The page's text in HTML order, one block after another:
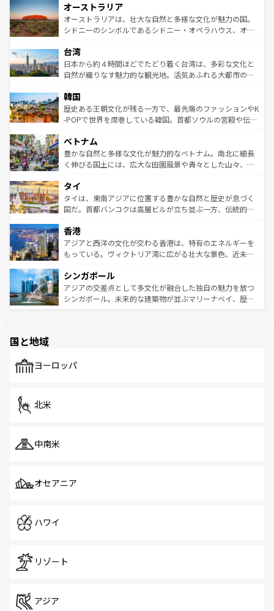
部のニューオーリンズでは、音楽と美食が融合した独特の
文化が魅力。旅行者はアメリカの各地域で異なる魅力を楽
しみながら、その多様性と豊かな歴史を感じることができ
ならではの贅沢な旅のスタイルだ。 なお、新着のアメリカ
情報はコンテンツ一覧を参照してほしい。
ワイ島は見逃せない。また、定番の観光地といえばオアフ
島だが、静かな自然を求めるならマウイ島やカウアイ島が
おすすめ。エメラルドグリーンに輝く海をはじめ、豊かな
れるおもてなしの心で訪れる人々を迎えてくれるハワイの
人々、おいしいローカルフードやハワイアンミュージッ
ク、伝統的なフラダンスなど、すべてがハワイの魅力を彩
ワイを、存分に味わってほしい。 なお、新着のハワイ情報
はコンテンツ一覧を参照してほしい。
オーストラリア
オーストラリアは、壮大な自然と多様な文化が魅力の国。
シドニーのシンボルであるシドニー・オペラハウス、オー
リアリーフや大陸中央部にそびえるウルル（エアーズロッ
ク）、タスマニアの美しい原生林やケアンズの熱帯雨林な
ど、見どころがたくさん。また、カフェやワイン、オージ
いる。アクティビティも充実しており、サーフィンやダイ
ビング、ハイキングなど、アウトドア好きにはたまらな
い。オーストラリアの多彩な魅力を存分に味わいつくそ
参照してほしい。
台湾
日本から約４時間ほどでたどり着く台湾は、多彩な文化と
自然が織りなす魅力的な観光地。活気あふれる大都市の台
ン）、静ひつな山岳地帯である台湾東部など、都市の喧騒
と山間の静けさが共存しており、訪れる人に新しい発見と
驚きをもたらしてくれる。また、奥深い台湾の食文化も魅
容にもいいと評判のスイーツなど、バラエティ豊かな料理
が味わえる。 なお、新着の台湾情報は コンテンツ一覧を参
照してほしい。
韓国
歴史ある王朝文化が残る一方で、最先端のファッションやK
-POPで世界を席巻している韓国。首都ソウルの宮殿や伝統
き、地方に足を延ばせば四季折々の自然美を楽しむことが
できる。そして、キムチや焼肉、絶品のストリートフード
まで、さまざまな韓国料理が待っている。夜には、韓国な
リティに包まれながら、韓国の多彩な魅力を心ゆくまで味
わってみてほしい。 なお、新着の韓国情報はコンテンツ一
覧を参照してほしい。
ベトナム
豊かな自然と多様な文化が魅力的なベトナム。南北に細長
く伸びる国土には、広大な田園風景や青々とした山々、世
急速な発展と共に伝統が息づく。ハノイの古い町並みやホ
ーチミン市のフランス統治時代の建物も、独特の雰囲気を
醸し出している。また、バラエティの豊かさとおいしさで
とつ。フォーやバインミー、ベトナムコーヒーなどは、ぜ
ひ現地で味わいたい。どの地域を訪れてもあたたかい人々
が旅行者を迎えてくれるので、きっと忘れられない旅にな
参照してほしい。
タイ
タイは、東南アジアに位置する豊かな自然と歴史が息づく
国だ。首都バンコクは高層ビルが立ち並ぶ一方、伝統的な
の活気が交差している。北部ではチェンマイなどの山岳地
帯で自然と触れ合い、南部ではプーケットやクラビの美し
いビーチでリゾート気分を楽しむことができる。タイ料理
激する。気候は一年中温暖で、どの季節にも異なる楽しみ
が待っている。親しみやすいタイの人々、仏教を中心とし
た文化、そして多様な観光資源が、訪れる旅人を魅了し続
香港
アジアと西洋の文化が交わる香港は、特有のエネルギーを
もっている。ヴィクトリア湾に広がる壮大な景色、近未来
み、どこを訪れても感動するはず。観光スポットが密集し
ており、効率よく見どころを回れるのも魅力。息をのむよ
うな絶景から文化的な体験まで、香港を存分に楽しみ尽く
シンガポール
アジアの交差点として多文化が融合した独自の魅力を放つ
シンガポール。未来的な建築物が並ぶマリーナベイ、歴史
で、ホーカーズは地元の風情を楽しめる外せないスポット
国と地域
ヨーロッパ
北米
中南米
オセアニア
ハワイ
リゾート
アジア